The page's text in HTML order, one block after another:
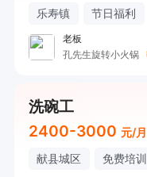
乐寿镇 节日福利
老板
孔先生旋转小火锅
洗碗工
2400-3000 元/月
献县城区 免费培训